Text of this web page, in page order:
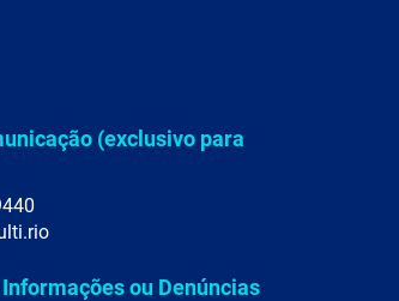
(exclusivo para
ou Denúncias